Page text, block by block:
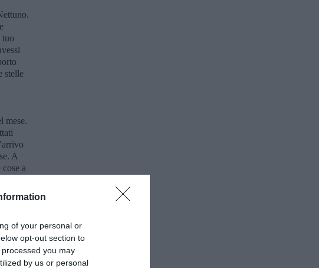
of your personal or
opt-out section to
you may
by us or personal
tuo
stelle
mese.
A
a
fino
o in